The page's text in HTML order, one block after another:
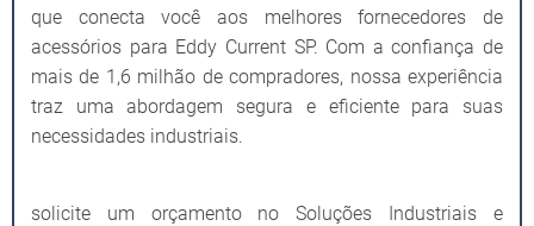
que conecta você aos melhores fornecedores de
acessórios para Eddy Current SP. Com a confiança de
mais de 1,6 milhão de compradores, nossa experiência
traz uma abordagem segura e eficiente para suas
necessidades industriais.
solicite um orçamento no Soluções Industriais e